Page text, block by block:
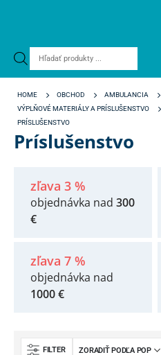
Products
HOME OBCHOD
AMBULANCIA
VÝPLŇOVÉ MATERIÁLY A PRÍSLUŠENSTVO
PRÍSLUŠENSTVO
Príslušenstvo
zľava 3 %
objednávka nad 300
€
zľava 7 %
objednávka nad
1000 €
FILTER